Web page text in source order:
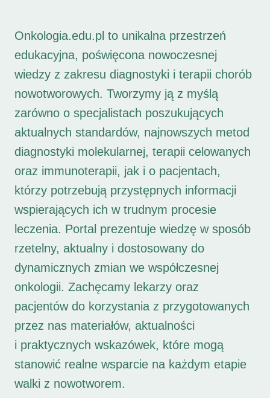
Onkologia.edu.pl to unikalna przestrzeń
edukacyjna, poświęcona nowoczesnej
wiedzy z zakresu diagnostyki i terapii chorób
nowotworowych. Tworzymy ją z myślą
zarówno o specjalistach poszukujących
aktualnych standardów, najnowszych metod
diagnostyki molekularnej, terapii celowanych
oraz immunoterapii, jak i o pacjentach,
którzy potrzebują przystępnych informacji
wspierających ich w trudnym procesie
leczenia. Portal prezentuje wiedzę w sposób
rzetelny, aktualny i dostosowany do
dynamicznych zmian we współczesnej
onkologii. Zachęcamy lekarzy oraz
pacjentów do korzystania z przygotowanych
przez nas materiałów, aktualności
i praktycznych wskazówek, które mogą
stanowić realne wsparcie na każdym etapie
walki z nowotworem.